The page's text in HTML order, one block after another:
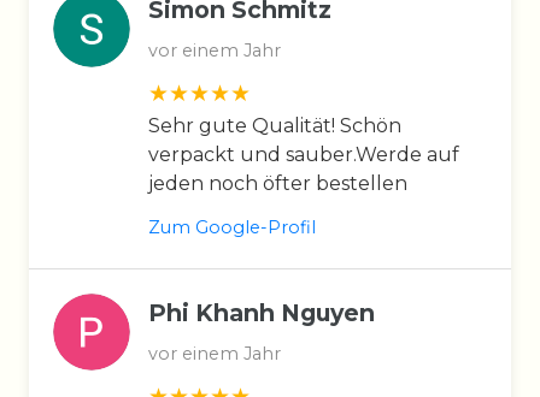
Simon Schmitz
vor einem Jahr
Sehr gute Qualität! Schön
verpackt und sauber.Werde auf
jeden noch öfter bestellen
Zum Google-Profil
Phi Khanh Nguyen
vor einem Jahr